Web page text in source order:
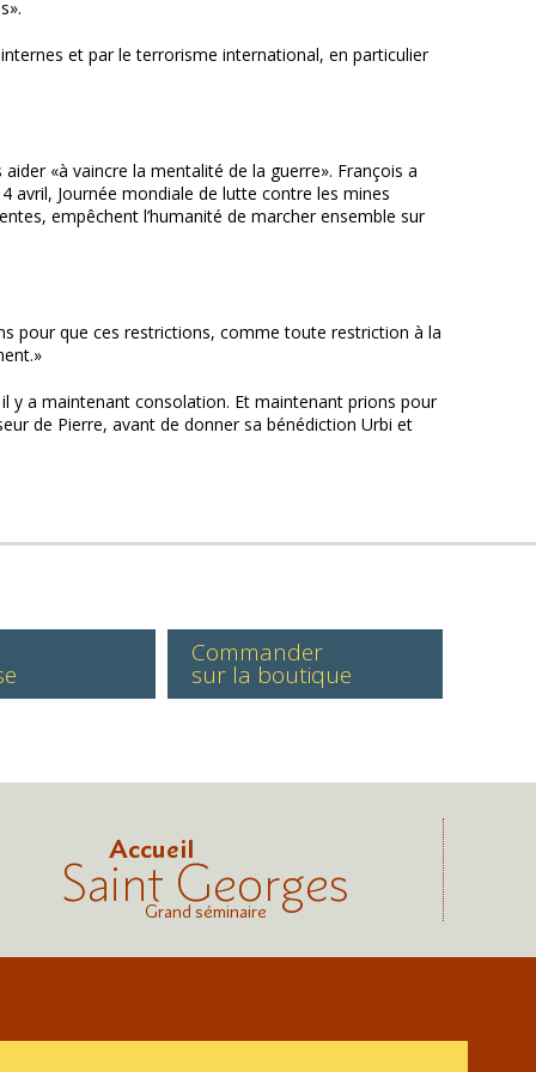
et par le terrorisme international, en particulier
«à vaincre la mentalité de la guerre». François a
avril, Journée mondiale de lutte contre les mines
empêchent l’humanité de marcher ensemble sur
pour que ces restrictions, comme toute restriction à la
y a maintenant consolation. Et maintenant prions pour
de Pierre, avant de donner sa bénédiction Urbi et
Commander
sur la boutique
Accueil
Saint Georges
Grand séminaire